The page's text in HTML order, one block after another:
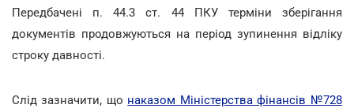
Передбачені п. 44.3 ст. 44 ПКУ терміни зберігання
документів продовжуються на період зупинення відліку
строку давності.
Слід зазначити, що наказом Міністерства фінансів №728